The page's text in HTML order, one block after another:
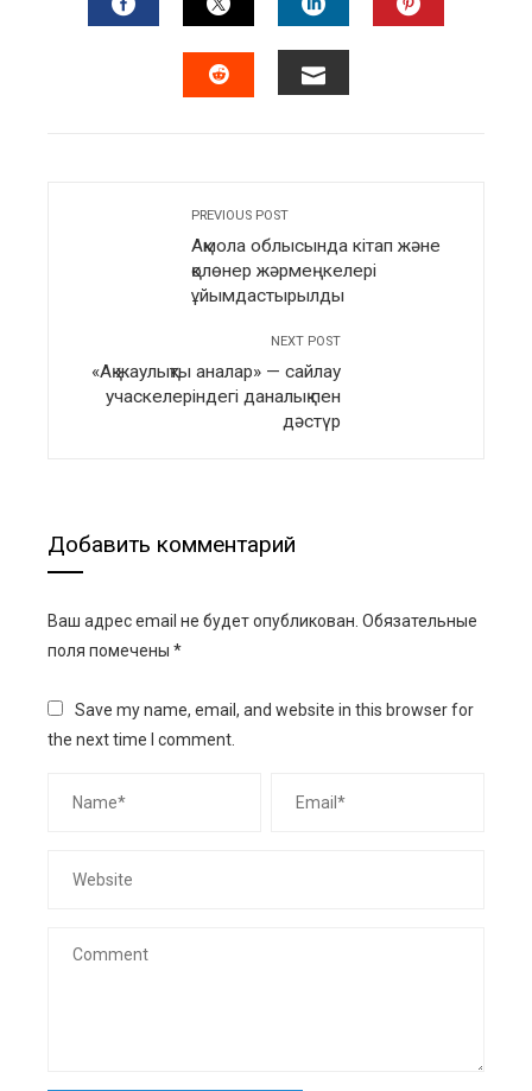
FACEBOOKTWITTERLINKEDIN
PREVIOUS POST
Ақмола облысында кітап және
қолөнер жәрмеңкелері
ұйымдастырылды
NEXT POST
«Ақ жаулықты аналар» — сайлау
учаскелеріндегі даналық пен
дәстүр
Добавить комментарий
Ваш адрес email не будет опубликован. Обязательные
поля помечены *
Save my name, email, and website in this browser for
the next time I comment.